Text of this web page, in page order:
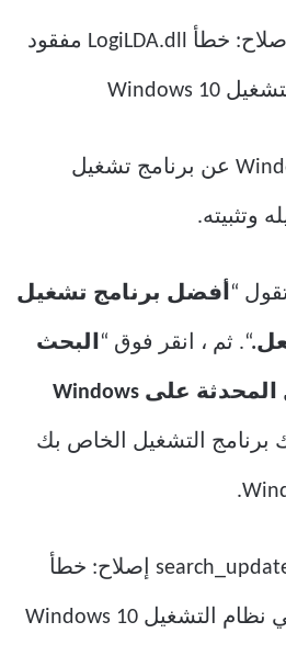
انتظر حتى يبحث Windows عن برنامج تشغيل
وتثبيته.
“أفضل برنامج تشغيل
“. ثم ، انقر فوق “البحث
عن برامج التشغيل المحدثة على Windows
برنامج التشغيل الخاص بك